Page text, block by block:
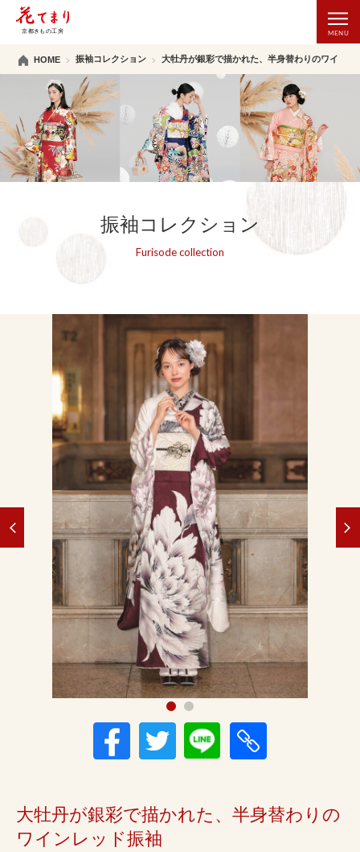
HOME 振袖コレクション 大牡丹が銀彩で描かれた、半身替わりのワインレ
振袖コレクション
Furisode collection
大牡丹が銀彩で描かれた、半身替わりの
ワインレッド振袖